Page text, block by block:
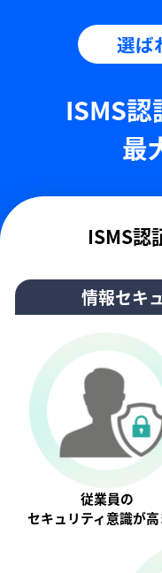
選ば
ISMS
最
ISMS認
情報セキ
従業員の
セキュリティ意識が⾼